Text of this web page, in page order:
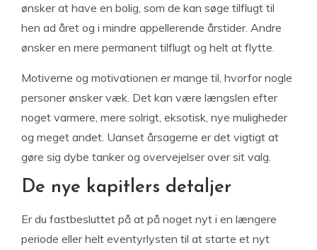
ønsker at have en bolig, som de kan søge tilflugt til
hen ad året og i mindre appellerende årstider. Andre
ønsker en mere permanent tilflugt og helt at flytte.
Motiverne og motivationen er mange til, hvorfor nogle
personer ønsker væk. Det kan være længslen efter
noget varmere, mere solrigt, eksotisk, nye muligheder
og meget andet. Uanset årsagerne er det vigtigt at
gøre sig dybe tanker og overvejelser over sit valg.
De nye kapitlers detaljer
Er du fastbesluttet på at på noget nyt i en længere
periode eller helt eventyrlysten til at starte et nyt